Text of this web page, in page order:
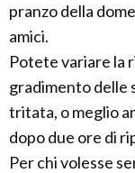
pranzo della
amici.
Potete variare la
gradimento delle
tritata, o meglio
dopo due ore di
Per chi volesse